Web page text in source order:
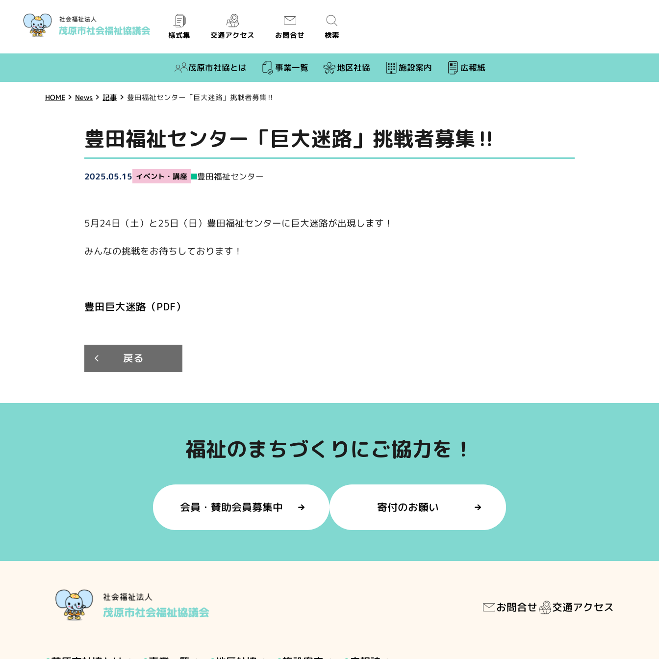
様式集 交通アクセス お問合せ 検索
茂原市社協とは 事業一覧 地区社協 施設案内 広報紙
HOME News 記事 豊田福祉センター「巨大迷路」挑戦者募集‼
豊田福祉センター「巨大迷路」挑戦者募集‼
2025.05.15 イベント・講座 豊田福祉センター
5月24日（土）と25日（日）豊田福祉センターに巨大迷路が出現します！
みんなの挑戦をお待ちしております！
豊田巨大迷路（PDF）
戻る
福祉のまちづくりにご協力を！
会員・賛助会員募集中 寄付のお願い
お問合せ 交通アクセス